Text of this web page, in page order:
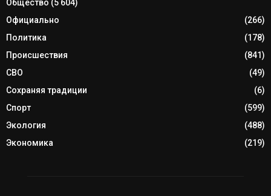
Общество (5 604)
Официально
(266)
Политика
(178)
Происшествия
(841)
СВО
(49)
Сохраняя традиции
(6)
Спорт
(599)
Экология
(488)
Экономика
(219)